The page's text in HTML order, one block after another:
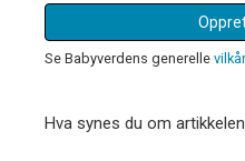
Se Babyverdens generelle
Hva synes du om